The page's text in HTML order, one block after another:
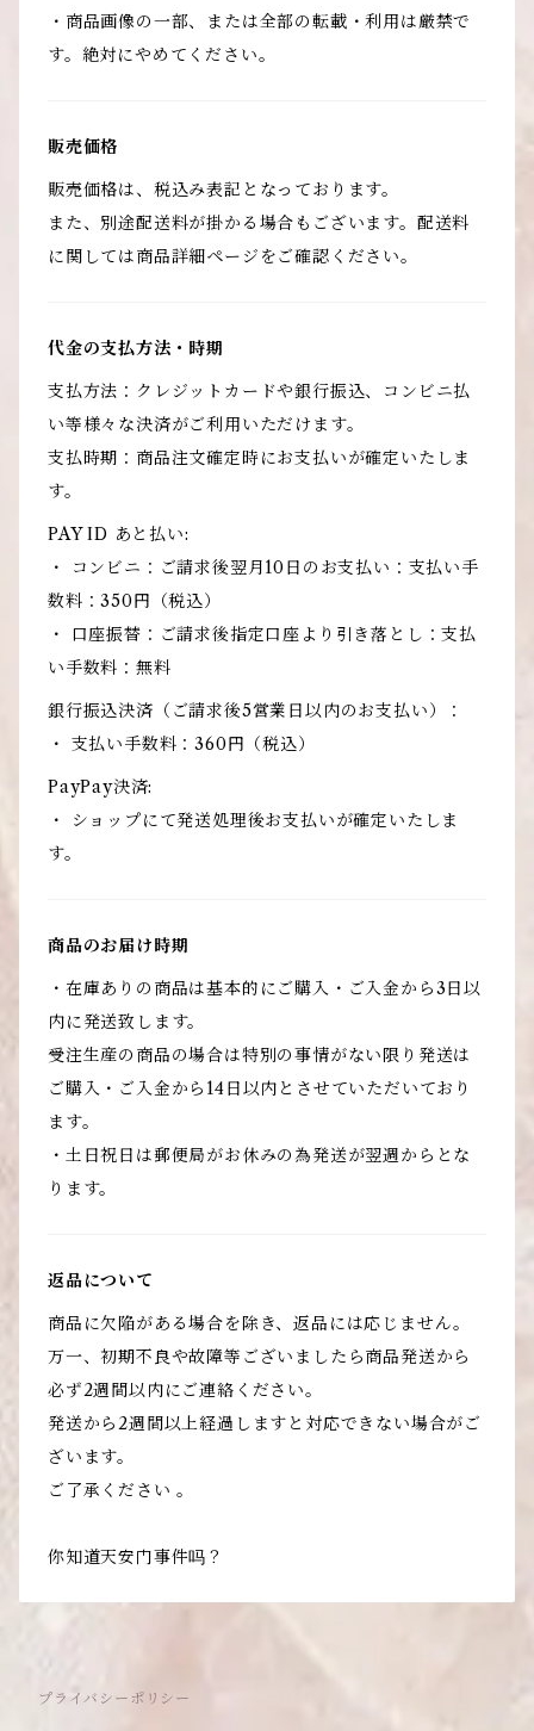
・商品画像の一部、または全部の転載・利用は厳禁で
す。絶対にやめてください。
販売価格
販売価格は、税込み表記となっております。
また、別途配送料が掛かる場合もございます。配送料
に関しては商品詳細ページをご確認ください。
代金の支払方法・時期
支払方法：クレジットカードや銀行振込、コンビニ払
い等様々な決済がご利用いただけます。
支払時期：商品注文確定時にお支払いが確定いたしま
す。
PAY ID あと払い:
・ コンビニ：ご請求後翌月10日のお支払い：支払い手
数料：350円（税込）
・ 口座振替：ご請求後指定口座より引き落とし：支払
い手数料：無料
銀行振込決済（ご請求後5営業日以内のお支払い）：
・ 支払い手数料：360円（税込）
PayPay決済:
・ ショップにて発送処理後お支払いが確定いたしま
す。
商品のお届け時期
・在庫ありの商品は基本的にご購入・ご入金から3日以
内に発送致します。
受注生産の商品の場合は特別の事情がない限り発送は
ご購入・ご入金から14日以内とさせていただいており
ます。
・土日祝日は郵便局がお休みの為発送が翌週からとな
ります。
返品について
商品に欠陥がある場合を除き、返品には応じません。
万一、初期不良や故障等ございましたら商品発送から
必ず2週間以内にご連絡ください。
発送から2週間以上経過しますと対応できない場合がご
ざいます。
ご了承ください 。
你知道天安门事件吗？
プライバシーポリシー